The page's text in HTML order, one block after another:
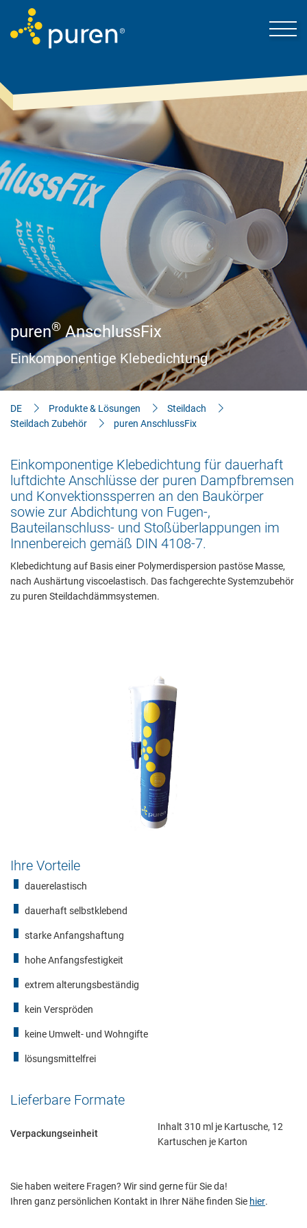
Darum puren
Kontakt
Produkte & Lösungen
Mein Bereich
Aktuelles
Bauherren-Wissen
Downloads
puren®AnschlussFix
Einkomponentige Klebedichtung
DE Produkte & Lösungen
Steildach
Steildach Zubehör
puren AnschlussFix
Einkomponentige Klebedichtung für dauerhaft
luftdichte Anschlüsse der puren Dampfbremsen
und Konvektionssperren an den Baukörper
sowie zur Abdichtung von Fugen-,
Bauteilanschluss- und Stoßüberlappungen im
Innenbereich gemäß DIN 4108-7.
Klebedichtung auf Basis einer Polymerdispersion pastöse Masse,
nach Aushärtung viscoelastisch. Das fachgerechte Systemzubehör
zu puren Steildachdämmsystemen.
Ihre Vorteile
dauerelastisch
dauerhaft selbstklebend
starke Anfangshaftung
hohe Anfangsfestigkeit
extrem alterungsbeständig
kein Verspröden
keine Umwelt- und Wohngifte
lösungsmittelfrei
Lieferbare Formate
Verpackungseinheit
Inhalt 310 ml je Kartusche, 12
Kartuschen je Karton
Sie haben weitere Fragen? Wir sind gerne für Sie da!
Ihren ganz persönlichen Kontakt in Ihrer Nähe finden Sie hier.